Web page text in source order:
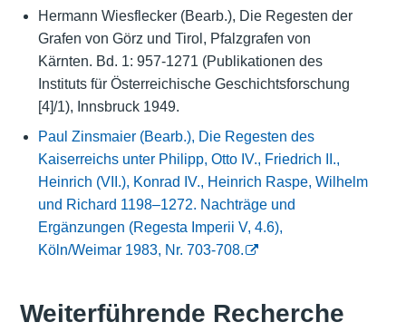
Hermann Wiesflecker (Bearb.), Die Regesten der
Grafen von Görz und Tirol, Pfalzgrafen von
Kärnten. Bd. 1: 957-1271 (Publikationen des
Instituts für Österreichische Geschichtsforschung
[4]/1), Innsbruck 1949.
Paul Zinsmaier (Bearb.), Die Regesten des
Kaiserreichs unter Philipp, Otto IV., Friedrich II.,
Heinrich (VII.), Konrad IV., Heinrich Raspe, Wilhelm
und Richard 1198–1272. Nachträge und
Ergänzungen (Regesta Imperii V, 4.6),
Köln/Weimar 1983, Nr. 703-708.
Weiterführende Recherche